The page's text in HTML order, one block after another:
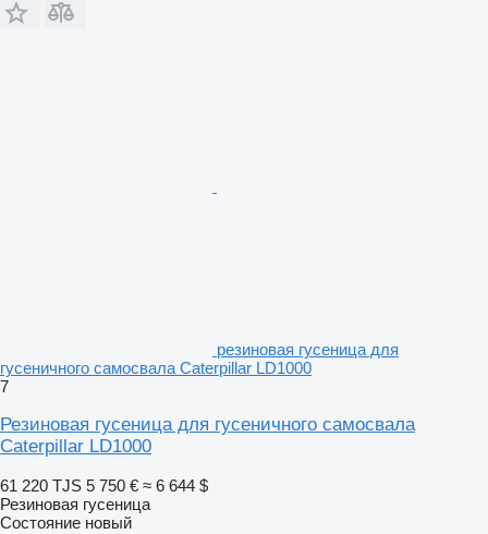
резиновая гусеница для
гусеничного самосвала Caterpillar LD1000
7
Резиновая гусеница для гусеничного самосвала
Caterpillar LD1000
61 220 TJS 5 750 € ≈ 6 644 $
Резиновая гусеница
Состояние новый